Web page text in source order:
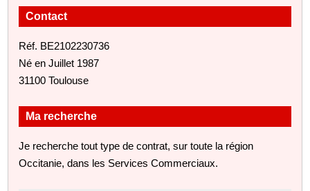
Contact
Réf. BE2102230736
Né en Juillet 1987
31100 Toulouse
Ma recherche
Je recherche tout type de contrat, sur toute la région
Occitanie, dans les Services Commerciaux.